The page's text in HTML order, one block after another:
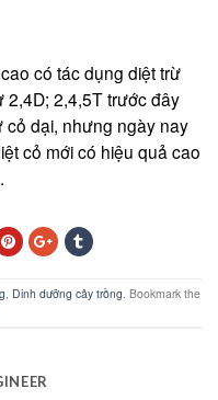
tác dụng diệt trừ
2,4D; 2,4,5T trước đây
dại, nhưng ngày nay
cỏ mới có hiệu quả cao
Dinh dưỡng cây trồng . Bookmark the